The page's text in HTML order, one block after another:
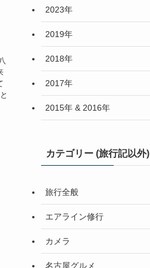
2023年
2019年
2018年
2017年
2015年 & 2016年
カテゴリー (旅行記以外)
旅行全般
エアライン修行
カメラ
名古屋グルメ